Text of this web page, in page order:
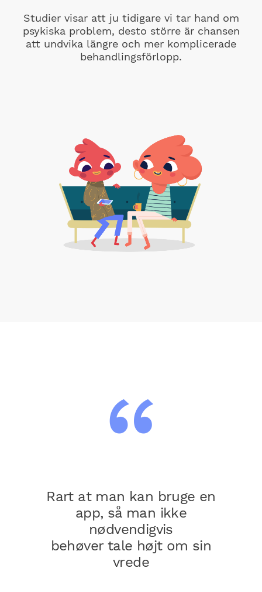
Studier visar att ju tidigare vi tar hand om
psykiska problem, desto större är chansen
att undvika längre och mer komplicerade
behandlingsförlopp.
Rart at man kan bruge en
app, så man ikke
nødvendigvis
behøver tale højt om sin
vrede